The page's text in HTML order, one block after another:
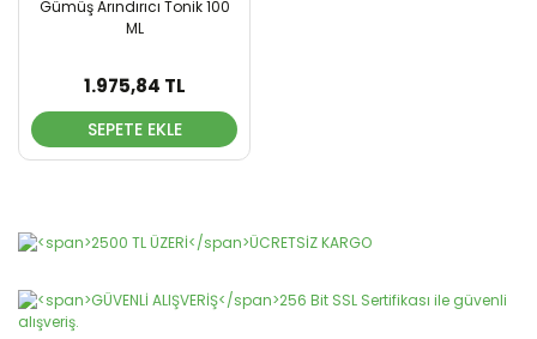
Gümüş Arındırıcı Tonik 100
ML
1.975,84 TL
SEPETE EKLE